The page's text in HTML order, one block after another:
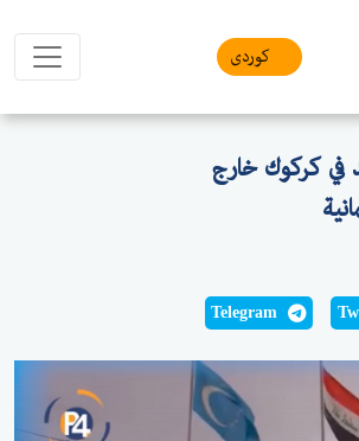
کوردی
في كركوك خارج
Telegram